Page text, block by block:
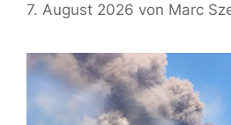
7. August 2026 von Marc